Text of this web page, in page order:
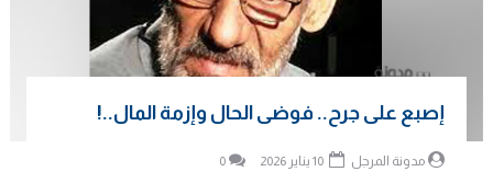
إصبع على جرح.. فوضى الحال وإزمة المال..!
مدونة المرجل 0